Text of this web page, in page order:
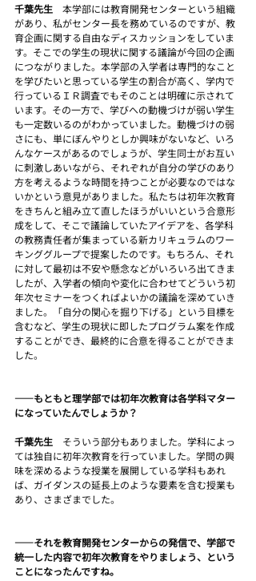
千葉先生 本学部には教育開発センターという組織
があり、私がセンター長を務めているのですが、教
育企画に関する自由なディスカッションをしていま
す。そこでの学生の現状に関する議論が今回の企画
につながりました。本学部の入学者は専門的なこと
を学びたいと思っている学生の割合が高く、学内で
行っているＩＲ調査でもそのことは明確に示されて
います。その一方で、学びへの動機づけが弱い学生
も一定数いるのがわかっていました。動機づけの弱
さにも、単にぼんやりとしか興味がないなど、いろ
んなケースがあるのでしょうが、学生同士がお互い
に刺激しあいながら、それぞれが自分の学びのあり
方を考えるような時間を持つことが必要なのではな
いかという意見がありました。私たちは初年次教育
をきちんと組み立て直したほうがいいという合意形
成をして、そこで議論していたアイデアを、各学科
の教務責任者が集まっている新カリキュラムのワー
キンググループで提案したのです。もちろん、それ
に対して最初は不安や懸念などがいろいろ出てきま
したが、入学者の傾向や変化に合わせてどういう初
年次セミナーをつくればよいかの議論を深めていき
ました。「自分の関心を掘り下げる」という目標を
含むなど、学生の現状に即したプログラム案を作成
することができ、最終的に合意を得ることができま
した。
――もともと理学部では初年次教育は各学科マター
になっていたんでしょうか？
千葉先生 そういう部分もありました。学科によっ
ては独自に初年次教育を行っていました。学問の興
味を深めるような授業を展開している学科もあれ
ば、ガイダンスの延長上のような要素を含む授業も
あり、さまざまでした。
――それを教育開発センターからの発信で、学部で
統一した内容で初年次教育をやりましょう、という
ことになったんですね。